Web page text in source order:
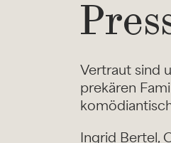
Vertraut sind
prekären
Ingrid Bertel,